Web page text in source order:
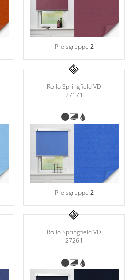
Preisgruppe 2
Rollo Springfield VD
27171
Preisgruppe 2
Rollo Springfield VD
27261